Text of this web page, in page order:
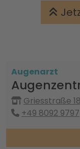
Augenarzt
Griesstraße
+49 8092 9797